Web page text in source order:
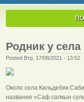
Родник у
Posted Втр, 17/08/2021 - 13:52
Около села Кильдебяк
название «Саф салкын